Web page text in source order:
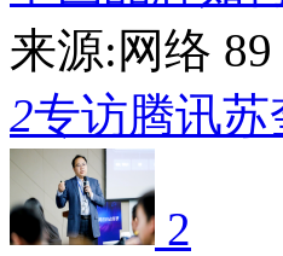
来源:网络 89
2专访腾讯
2